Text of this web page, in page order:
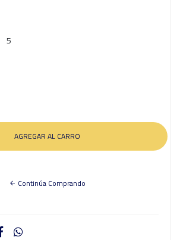
5
Continúa Comprando